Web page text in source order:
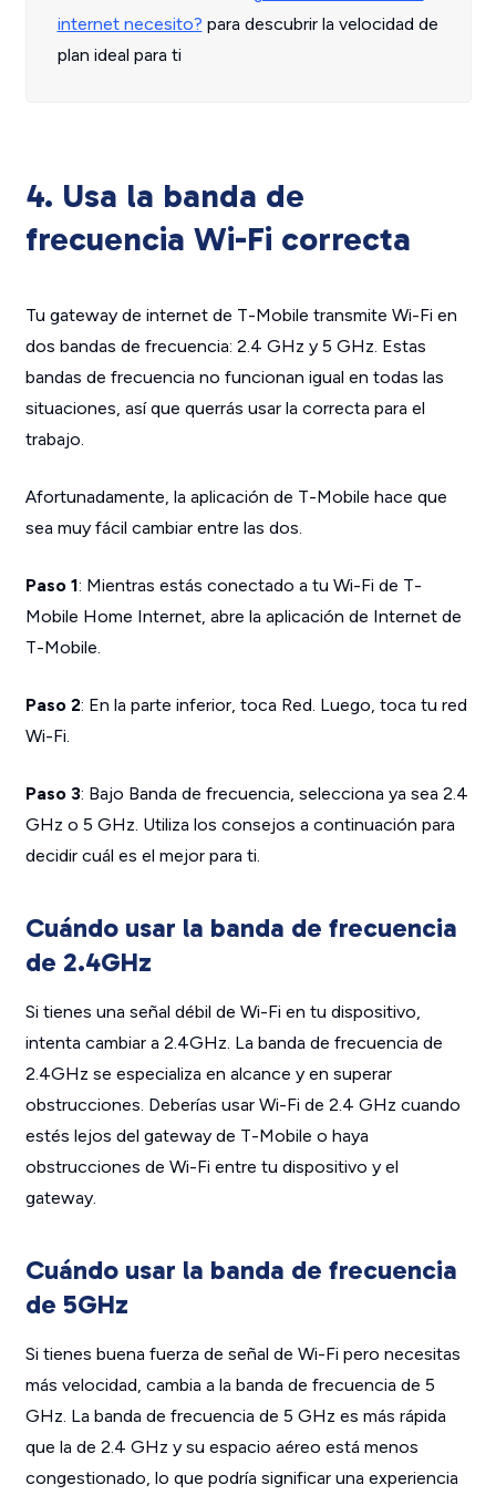
internet necesito? para descubrir la velocidad de
plan ideal para ti
4. Usa la banda de
frecuencia Wi-Fi correcta
Tu gateway de internet de T-Mobile transmite Wi-Fi en
dos bandas de frecuencia: 2.4 GHz y 5 GHz. Estas
bandas de frecuencia no funcionan igual en todas las
situaciones, así que querrás usar la correcta para el
trabajo.
Afortunadamente, la aplicación de T-Mobile hace que
sea muy fácil cambiar entre las dos.
Paso 1: Mientras estás conectado a tu Wi-Fi de T-
Mobile Home Internet, abre la aplicación de Internet de
T-Mobile.
Paso 2: En la parte inferior, toca Red. Luego, toca tu red
Wi-Fi.
Paso 3: Bajo Banda de frecuencia, selecciona ya sea 2.4
GHz o 5 GHz. Utiliza los consejos a continuación para
decidir cuál es el mejor para ti.
Cuándo usar la banda de frecuencia
de 2.4GHz
Si tienes una señal débil de Wi-Fi en tu dispositivo,
intenta cambiar a 2.4GHz. La banda de frecuencia de
2.4GHz se especializa en alcance y en superar
obstrucciones. Deberías usar Wi-Fi de 2.4 GHz cuando
estés lejos del gateway de T-Mobile o haya
obstrucciones de Wi-Fi entre tu dispositivo y el
gateway.
Cuándo usar la banda de frecuencia
de 5GHz
Si tienes buena fuerza de señal de Wi-Fi pero necesitas
más velocidad, cambia a la banda de frecuencia de 5
GHz. La banda de frecuencia de 5 GHz es más rápida
que la de 2.4 GHz y su espacio aéreo está menos
congestionado, lo que podría significar una experiencia